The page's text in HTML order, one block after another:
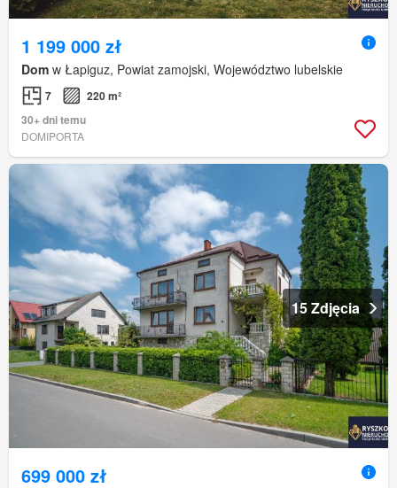
1 199 000 zł
Dom w Łapiguz, Powiat zamojski, Województwo lubelskie
7
220 m²
30+ dni temu
DOMIPORTA
15 Zdjęcia
699 000 zł